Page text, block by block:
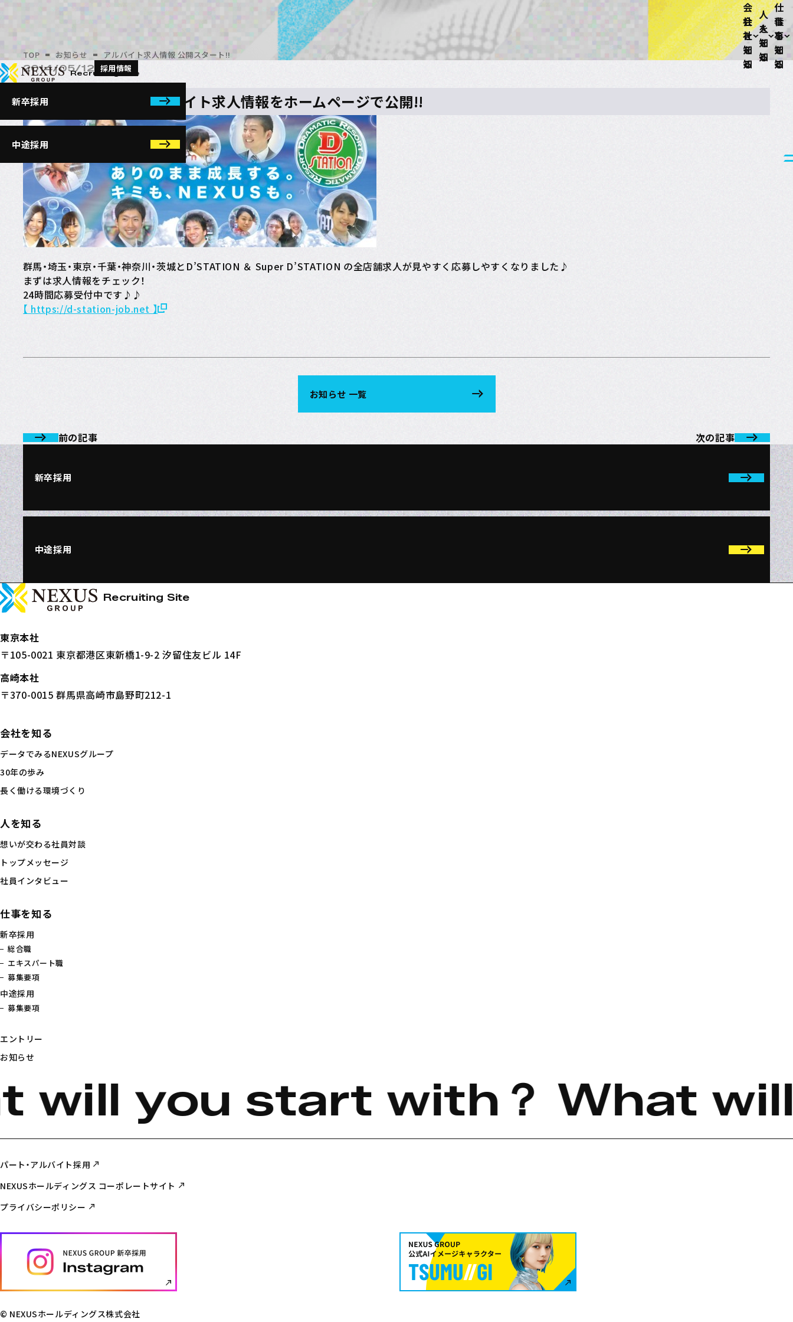
NEXUSホールディングス株式会社
Recruiting Site
会
社
を
知
る
人
を
知
る
仕
事
を
知
る
新卒採用
中途採用
News
アルバイト求人情報 公開スタート!!
TOP お知らせ アルバイト求人情報 公開スタート!!
2014/05/12 採用情報
5月12日より、アルバイト求人情報をホームページで公開!!
群馬・埼玉・東京・千葉・神奈川・茨城とD’STATION ＆ Super D’STATION の全店舗求人が見やすく応募しやすくなりました♪
まずは求人情報をチェック！
24時間応募受付中です♪♪
【 https://d-station-job.net 】
前の記事 次の記事
お知らせ 一覧
新卒採用
中途採用
NEXUSホールディングス株式会社
Recruiting Site
東京本社
〒105-0021 東京都港区東新橋1-9-2 汐留住友ビル 14F
高崎本社
〒370-0015 群馬県高崎市島野町212-1
会社を知る
データでみるNEXUSグループ
30年の歩み
長く働ける環境づくり
人を知る
想いが交わる社員対談
トップメッセージ
社員インタビュー
仕事を知る
新卒採用
総合職
エキスパート職
募集要項
中途採用
募集要項
エントリー
お知らせ
will you start with？ What
パート・アルバイト採用
NEXUSホールディングス コーポレートサイト
プライバシーポリシー
© NEXUSホールディングス株式会社
ページトップへ